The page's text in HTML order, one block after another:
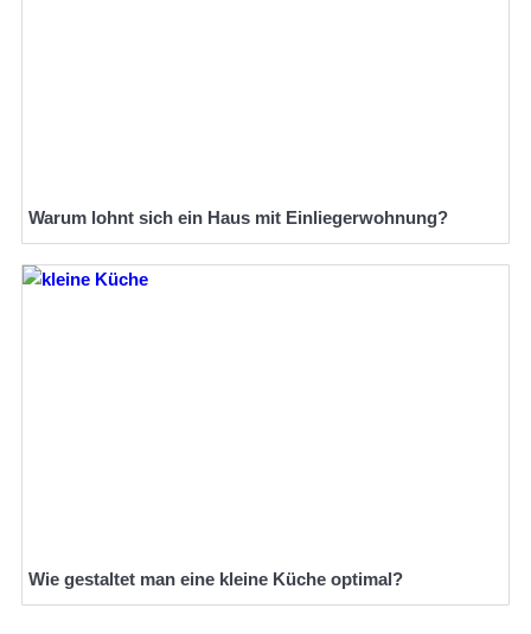
Warum lohnt sich ein Haus mit Einliegerwohnung?
Wie gestaltet man eine kleine Küche optimal?